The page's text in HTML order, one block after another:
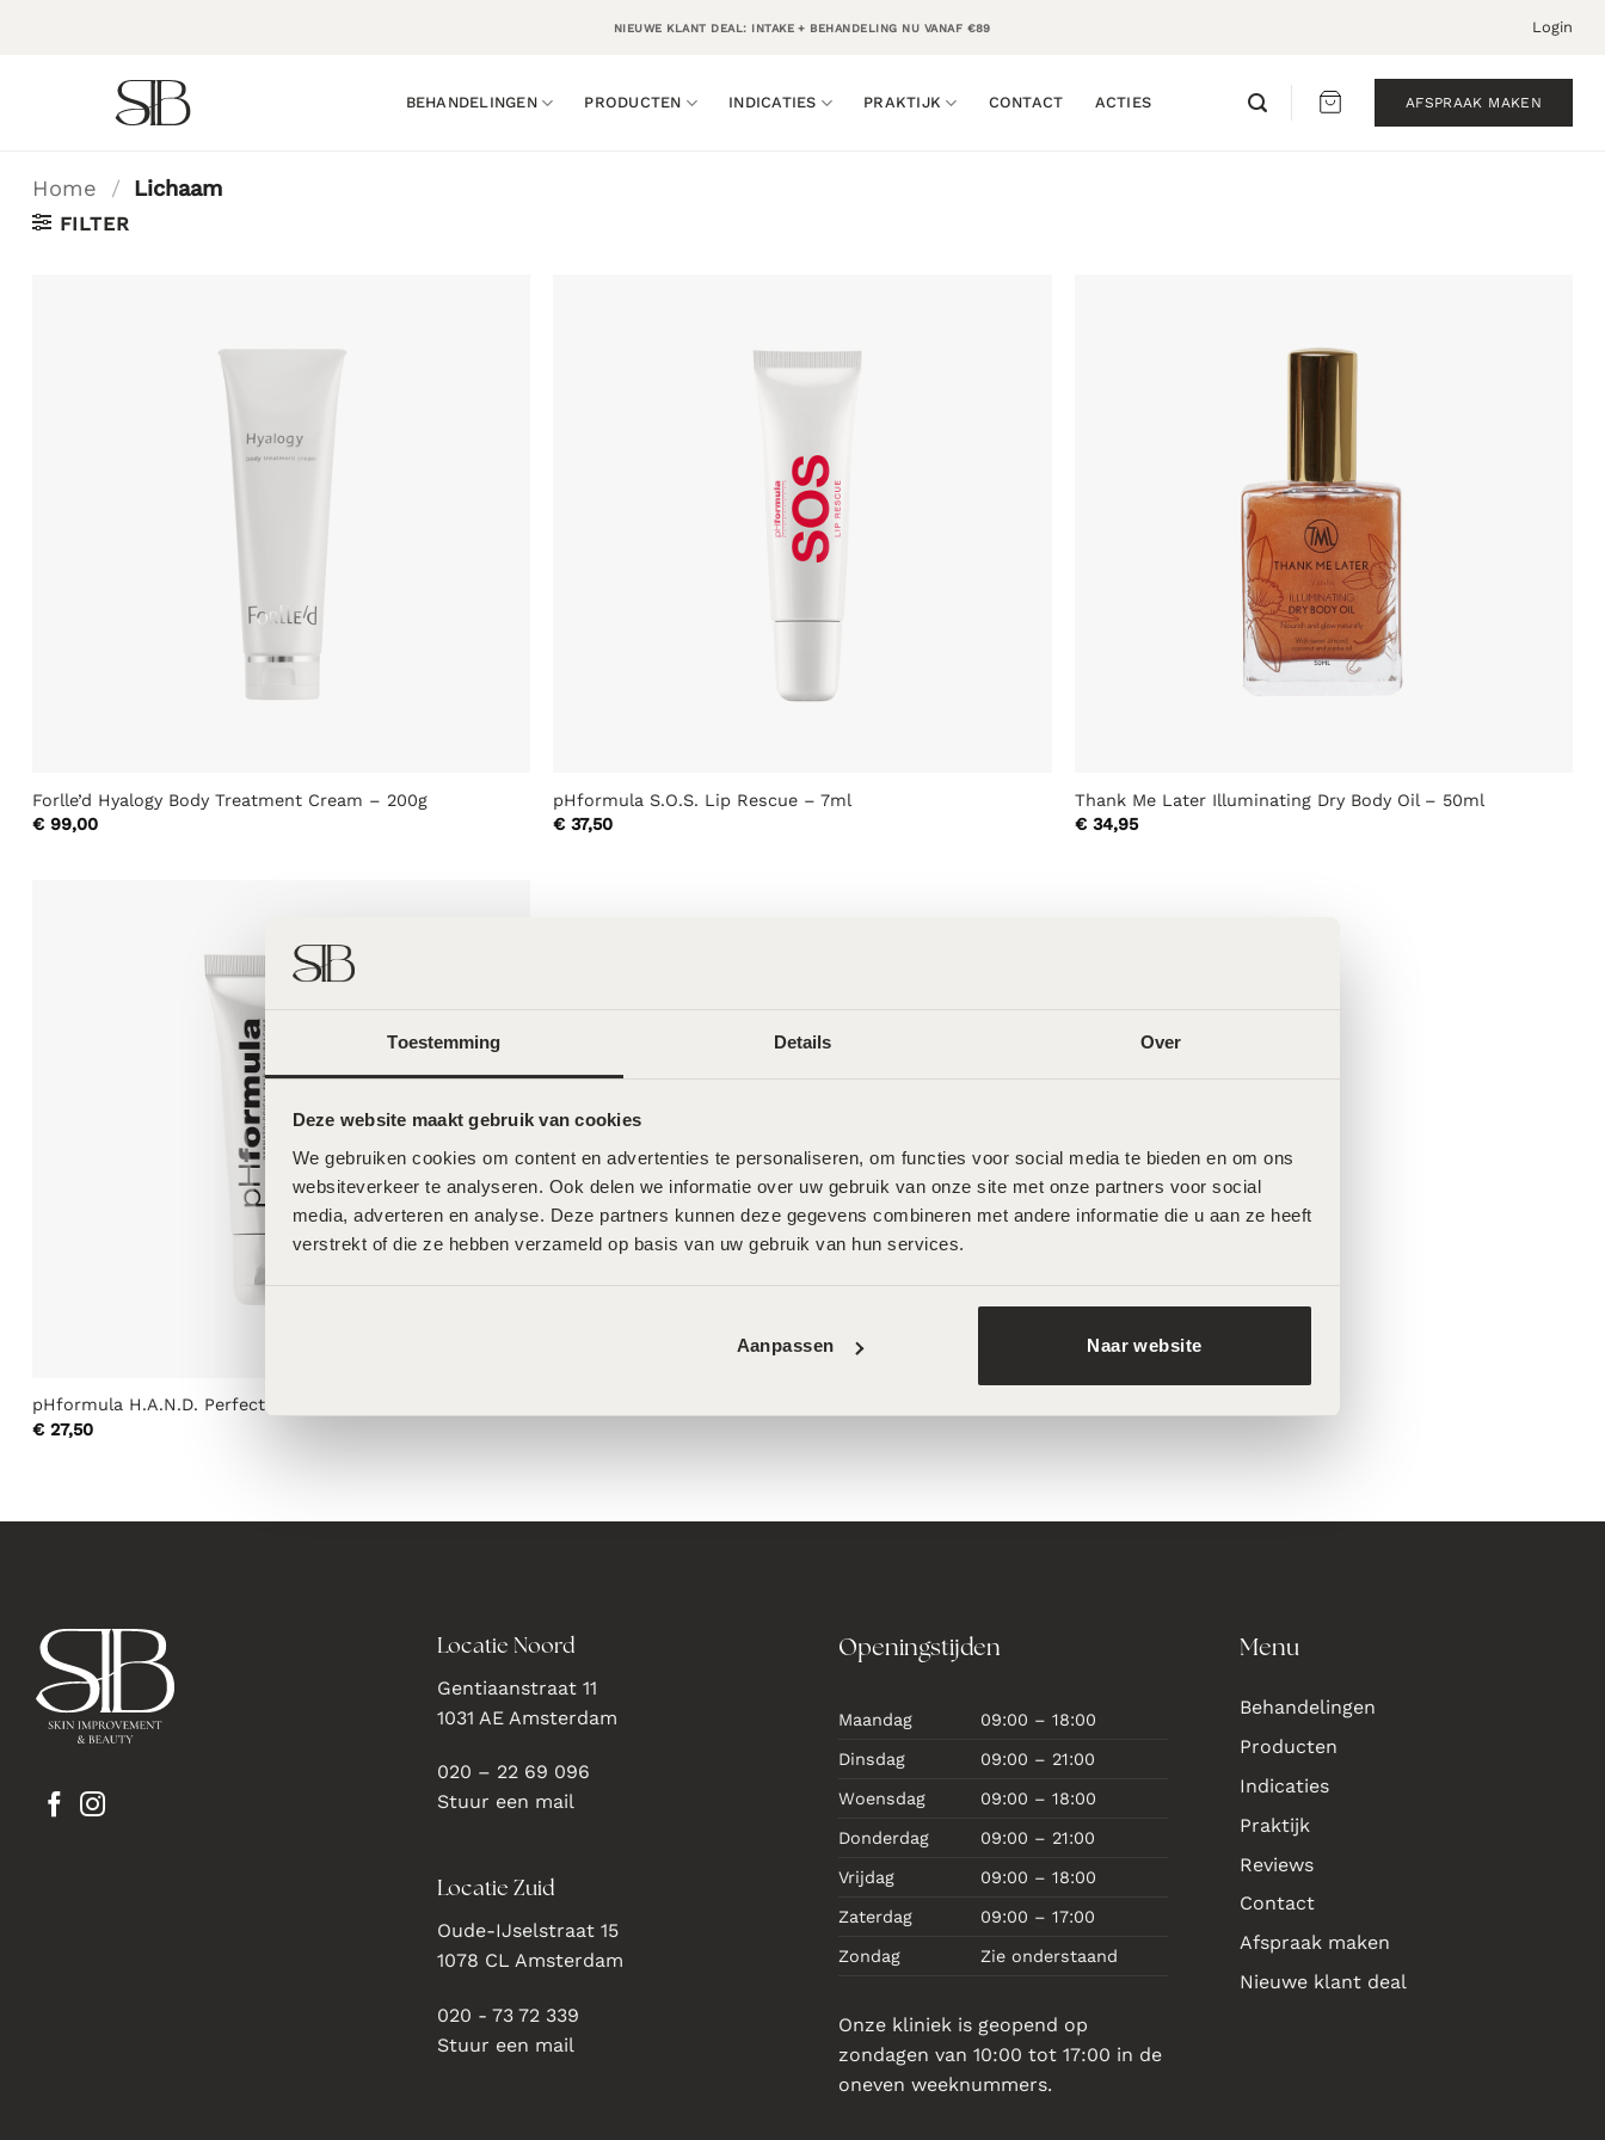
Toestemming Details Over
Deze website maakt gebruik van cookies
We gebruiken cookies om content en advertenties te personaliseren, om functies voor social media te bieden en om ons
websiteverkeer te analyseren. Ook delen we informatie over uw gebruik van onze site met onze partners voor social
media, adverteren en analyse. Deze partners kunnen deze gegevens combineren met andere informatie die u aan ze heeft
verstrekt of die ze hebben verzameld op basis van uw gebruik van hun services.
Aanpassen Naar website
NIEUWE KLANT DEAL: INTAKE + BEHANDELING NU VANAF €89 Login
BEHANDELINGEN PRODUCTEN INDICATIES PRAKTIJK CONTACT ACTIES AFSPRAAK MAKEN
Home / Lichaam
FILTER
Forlle’d Hyalogy Body Treatment Cream – 200g
€99,00
pHformula S.O.S. Lip Rescue – 7ml
€ 37,50
Thank Me Later Illuminating Dry Body Oil – 50ml
€ 34,95
pHformula H.A.N.D. Perfection Cream – 50ml
€27,50
Locatie Noord
Gentiaanstraat 11
1031 AE Amsterdam
020 – 22 69 096
Stuur een mail
Locatie Zuid
Oude-IJselstraat 15
1078 CL Amsterdam
020 - 73 72 339
Stuur een mail
Openingstijden
Maandag 09:00 – 18:00
Dinsdag 09:00 – 21:00
Woensdag 09:00 – 18:00
Donderdag 09:00 – 21:00
Vrijdag 09:00 – 18:00
Zaterdag 09:00 – 17:00
Zondag Zie onderstaand
Onze kliniek is geopend op
zondagen van 10:00 tot 17:00 in de
oneven weeknummers.
Menu
Behandelingen
Producten
Indicaties
Praktijk
Reviews
Contact
Afspraak maken
Nieuwe klant deal